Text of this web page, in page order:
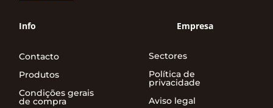
Info
Contacto
Produtos
Condições gerais
de compra
Empresa
Sectores
Política de
privacidade
Aviso legal